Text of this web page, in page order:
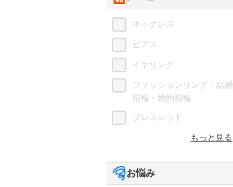
ネックレス
ピアス
イヤリング
ファッションリング・結婚
指輪・婚約指輪
ブレスレット
もっと見る
お悩み